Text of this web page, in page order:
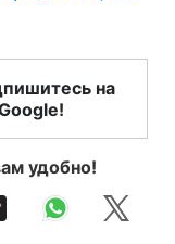
на
удобно!